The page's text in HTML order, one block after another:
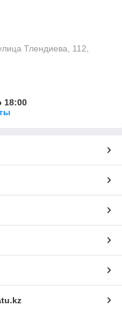
Тлендиева, 112,
18:00